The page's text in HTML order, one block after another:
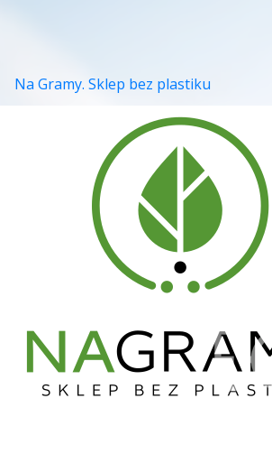
Na Gramy. Sklep bez plastiku